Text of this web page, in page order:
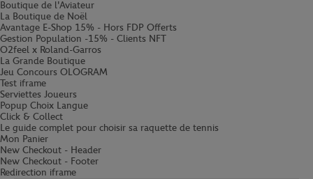
Boutique de l'Aviateur
La Boutique de Noël
Avantage E-Shop 15% - Hors FDP Offerts
Gestion Population -15% - Clients NFT
O2feel x Roland-Garros
La Grande Boutique
Jeu Concours OLOGRAM
Test iframe
Serviettes Joueurs
Popup Choix Langue
Click & Collect
Le guide complet pour choisir sa raquette de tennis
Mon Panier
New Checkout - Header
New Checkout - Footer
Redirection iframe